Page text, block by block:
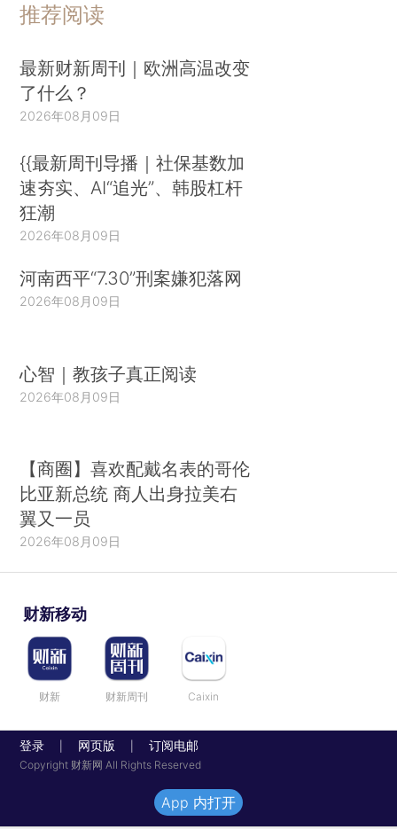
推荐阅读
最新财新周刊｜欧洲高温改变
了什么？
2026年08月09日
{{最新周刊导播｜社保基数加
速夯实、AI“追光”、韩股杠杆
狂潮
2026年08月09日
河南西平“7.30”刑案嫌犯落网
2026年08月09日
心智｜教孩子真正阅读
2026年08月09日
【商圈】喜欢配戴名表的哥伦
比亚新总统 商人出身拉美右
翼又一员
2026年08月09日
财新移动
财新 财新周刊 Caixin
登录 网页版 订阅电邮
Copyright 财新网 All Rights Reserved
App 内打开